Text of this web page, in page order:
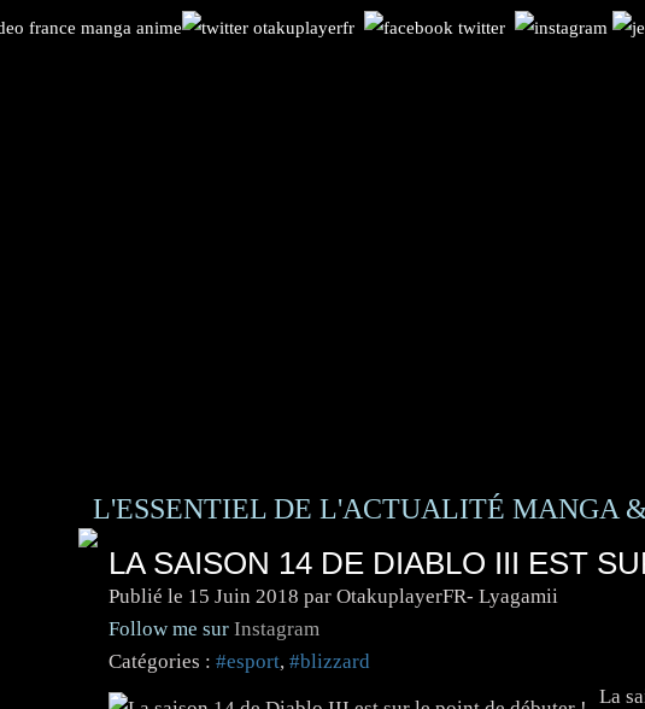
L'ESSENTIEL DE L'ACTUALITÉ MANGA
LA SAISON 14 DE DIABLO III EST
Publié le 15 Juin 2018 par OtakuplayerFR- Lyagamii
Follow me sur Instagram
Catégories : #esport, #blizzard
La